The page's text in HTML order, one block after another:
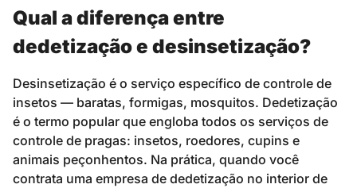
Qual a diferença entre
dedetização e desinsetização?
Desinsetização é o serviço específico de controle de
insetos — baratas, formigas, mosquitos. Dedetização
é o termo popular que engloba todos os serviços de
controle de pragas: insetos, roedores, cupins e
animais peçonhentos. Na prática, quando você
contrata uma empresa de dedetização no interior de